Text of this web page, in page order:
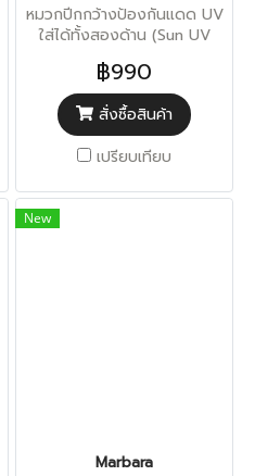
หมวกปีกกว้างป้องกันแดด UV
ใส่ได้ทั้งสองด้าน (Sun UV
Protection)
฿990
สั่งซื้อสินค้า
เปรียบเทียบ
New
Marbara